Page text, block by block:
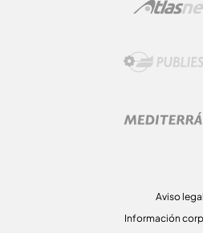
Aviso legal
Información